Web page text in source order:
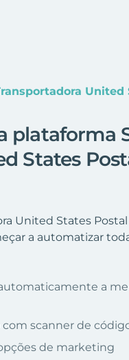
United
plataforma
States
United States Postal
a automatizar
a
scanner de
de marketing